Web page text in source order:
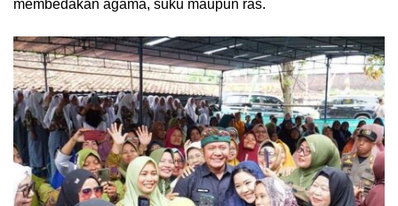
membedakan agama, suku maupun ras.